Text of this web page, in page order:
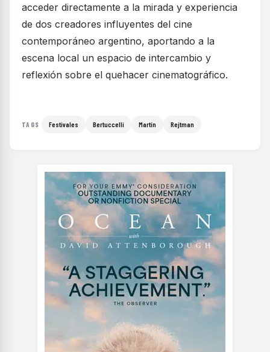
acceder directamente a la mirada y experiencia
de dos creadores influyentes del cine
contemporáneo argentino, aportando a la
escena local un espacio de intercambio y
reflexión sobre el quehacer cinematográfico.
TAGS Festivales Bertuccelli Martín Rejtman